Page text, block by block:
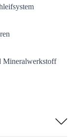
Mineralwerkstoff